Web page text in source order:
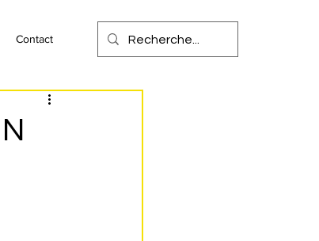
Contact